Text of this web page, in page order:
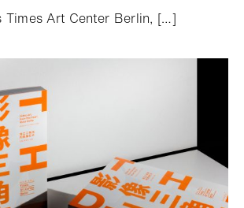
Times Art Center Berlin, […]